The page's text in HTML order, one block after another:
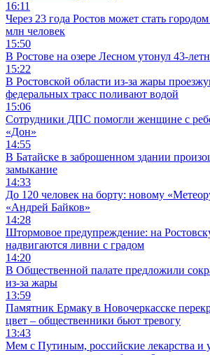
16:11
Через 23 года Ростов может стать
млн человек
15:50
В Ростове на озере Лесном утонул 43-
15:22
В Ростовской области из-за жары
федеральных трасс поливают водой
15:06
Сотрудники ДПС помогли женщине с
«Дон»
14:55
В Батайске в заброшенном здании
замыкание
14:33
До 120 человек на борту: новому
«Андрей Байков»
14:28
Штормовое предупреждение: на
надвигаются ливни с градом
14:20
В Общественной палате предложили
из-за жары
13:59
Памятник Ермаку в Новочеркасске
цвет – общественники бьют тревогу
13:43
Мем с Путиным, российские лекарства и